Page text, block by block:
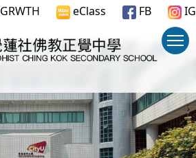
GRWTH eClass FB IG